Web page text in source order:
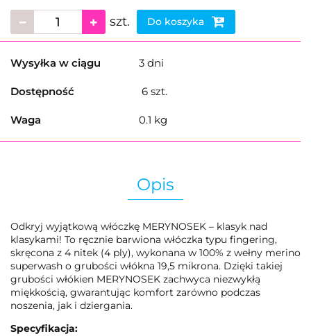
szt. Do koszyka
Wysyłka w ciągu 3 dni
Dostępność 6 szt.
Waga 0.1 kg
Opis
Odkryj wyjątkową włóczkę MERYNOSEK – klasyk nad
klasykami! To ręcznie barwiona włóczka typu fingering,
skręcona z 4 nitek (4 ply), wykonana w 100% z wełny merino
superwash o grubości włókna 19,5 mikrona. Dzięki takiej
grubości włókien MERYNOSEK zachwyca niezwykłą
miękkością, gwarantując komfort zarówno podczas
noszenia, jak i dziergania.
Specyfikacja: